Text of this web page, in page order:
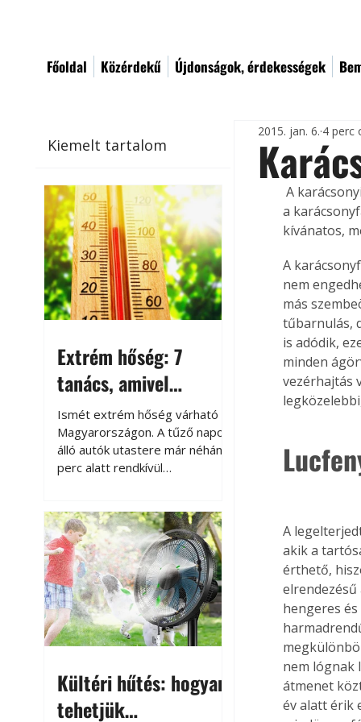
Főoldal Közérdekű Újdonságok, érdekességek
Kiemelt tartalom
Extrém hőség: 7
tanács, amivel
megóvhatjuk
autónkat a nyári
károktól
Ismét extrém hőség várható
Magyarországon. A tűző napon
álló autók utastere már néhány
perc alatt rendkívül
megközelítheti. Ez nemcsak a
beszállást teszi kellemetlenné,
hanem az autó állapotára és a
benne hagyott tárgyakra is
káros hatással lehet. Néhány
egyszerű óvintézkedéssel
azonban jelentősen
csökkenthetjük a hőség káros
Kültéri hűtés: hogyan
tehetjük
2015. jan. 6. 4 perc
A karácsonyi ünnepek közeledtével megjelennek a fenyőárusok, és foglalkozni kezdünk
a
kívánatos,
A
nem
más
tűbarnulás,
is adódik,
minden
vezérhajtás
A
akik a
érthető,
hengeres
nem lógnak
átmenet
év alatt érik